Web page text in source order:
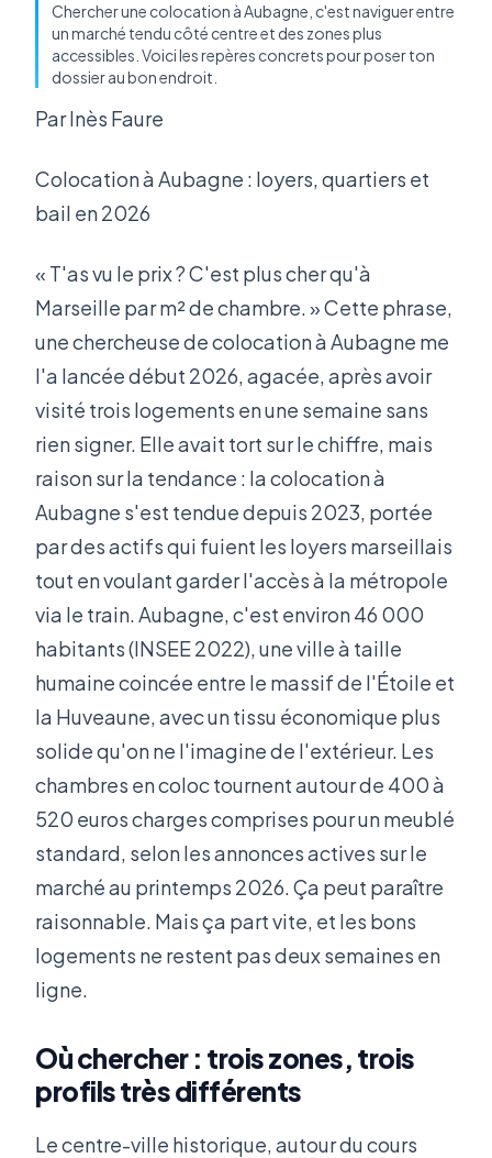
Chercher une colocation à Aubagne, c'est naviguer entre
un marché tendu côté centre et des zones plus
accessibles. Voici les repères concrets pour poser ton
dossier au bon endroit.
Par Inès Faure
Colocation à Aubagne : loyers, quartiers et
bail en 2026
« T'as vu le prix ? C'est plus cher qu'à
Marseille par m² de chambre. » Cette phrase,
une chercheuse de colocation à Aubagne me
l'a lancée début 2026, agacée, après avoir
visité trois logements en une semaine sans
rien signer. Elle avait tort sur le chiffre, mais
raison sur la tendance : la colocation à
Aubagne s'est tendue depuis 2023, portée
par des actifs qui fuient les loyers marseillais
tout en voulant garder l'accès à la métropole
via le train. Aubagne, c'est environ 46 000
habitants (INSEE 2022), une ville à taille
humaine coincée entre le massif de l'Étoile et
la Huveaune, avec un tissu économique plus
solide qu'on ne l'imagine de l'extérieur. Les
chambres en coloc tournent autour de 400 à
520 euros charges comprises pour un meublé
standard, selon les annonces actives sur le
marché au printemps 2026. Ça peut paraître
raisonnable. Mais ça part vite, et les bons
logements ne restent pas deux semaines en
ligne.
Où chercher : trois zones, trois
profils très différents
Le centre-ville historique, autour du cours